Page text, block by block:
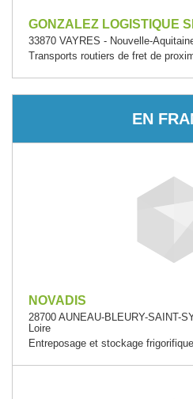
GONZALEZ LOGISTIQUE
33870 VAYRES - Nouvelle-
Transports routiers de fret de
EN
NOVADIS
28700 AUNEAU-BLEURY-SAINT-
Loire
Entreposage et stockage frigorifique